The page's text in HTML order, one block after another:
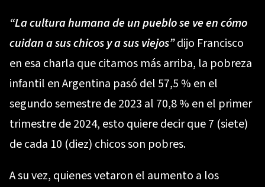
“La cultura humana de un pueblo se ve en cómo
cuidan a sus chicos y a sus viejos”dijo Francisco
en esa charla que citamos más arriba, la pobreza
infantil en Argentina pasó del 57,5 % en el
segundo semestre de 2023 al 70,8 % en el primer
trimestre de 2024, esto quiere decir que 7 (siete)
de cada 10 (diez) chicos son pobres.
A su vez, quienes vetaron el aumento a los